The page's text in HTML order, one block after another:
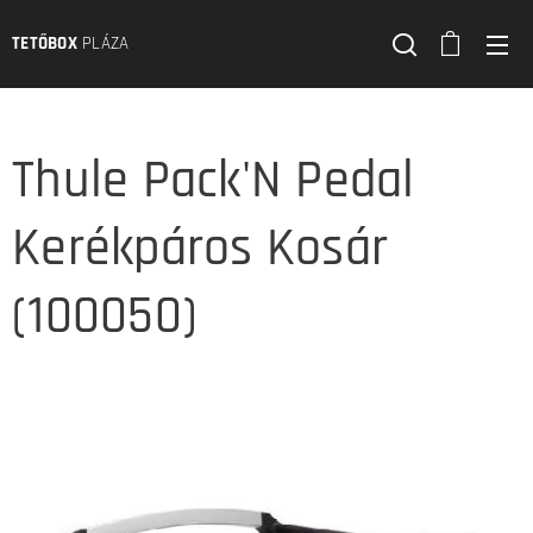
TETŐBOXPLÁZA
Thule Pack'N Pedal
Kerékpáros Kosár
(100050)